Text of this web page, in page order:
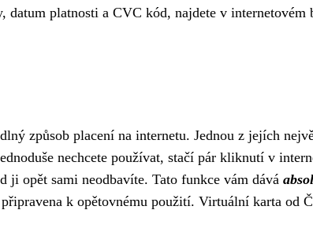
platnosti a CVC kód, najdete v
způsob placení na internetu. Jednou z jejích
nechcete používat, stačí pár kliknutí v
ji opět sami neodbavíte. Tato funkce vám dává
k opětovnému použití. Virtuální karta od